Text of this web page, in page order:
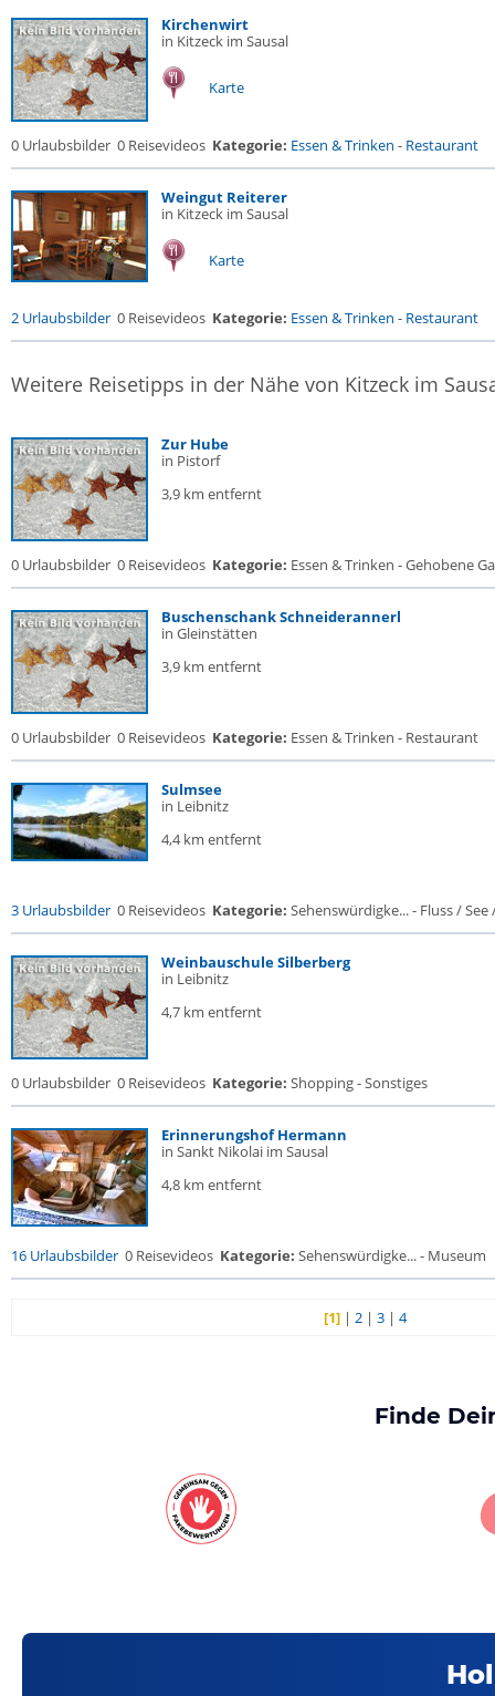
Kirchenwirt
in Kitzeck im Sausal
Karte
0 Urlaubsbilder 0 Reisevideos Kategorie: Essen & Trinken - Restaurant
Weingut Reiterer
in Kitzeck im Sausal
Karte
2 Urlaubsbilder 0 Reisevideos Kategorie: Essen & Trinken - Restaurant
Weitere Reisetipps in der Nähe von Kitzeck im
Zur Hube
in Pistorf
3,9 km entfernt
0 Urlaubsbilder 0 Reisevideos Kategorie: Essen & Trinken - Gehobene
Buschenschank Schneiderannerl
in Gleinstätten
3,9 km entfernt
0 Urlaubsbilder 0 Reisevideos Kategorie: Essen & Trinken - Restaurant
Sulmsee
in Leibnitz
4,4 km entfernt
3 Urlaubsbilder 0 Reisevideos Kategorie: Sehenswürdigke... - Fluss / See
Weinbauschule Silberberg
in Leibnitz
4,7 km entfernt
0 Urlaubsbilder 0 Reisevideos Kategorie: Shopping - Sonstiges
Erinnerungshof Hermann
in Sankt Nikolai im Sausal
4,8 km entfernt
16 Urlaubsbilder 0 Reisevideos Kategorie: Sehenswürdigke... - Museum
[1] |2 |3 |4
Finde